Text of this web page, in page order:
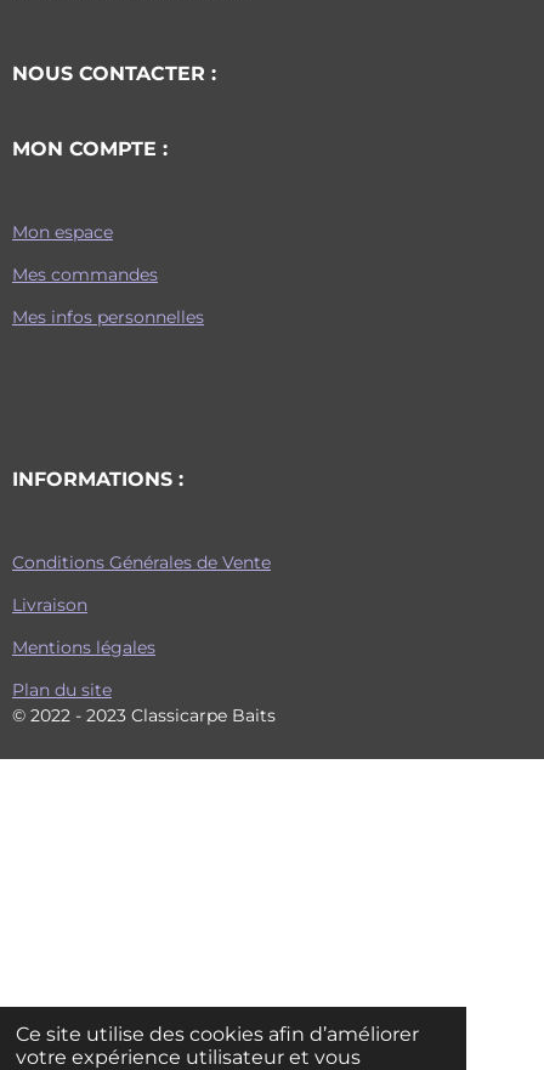
Ce site utilise des cookies afin d’améliorer
votre expérience utilisateur et vous
NOUS CONTACTER :
MON COMPTE :
Mon espace
Mes commandes
Mes infos personnelles
INFORMATIONS :
Conditions Générales de Vente
Livraison
Mentions légales
Plan du site
© 2022 - 2023 Classicarpe Baits